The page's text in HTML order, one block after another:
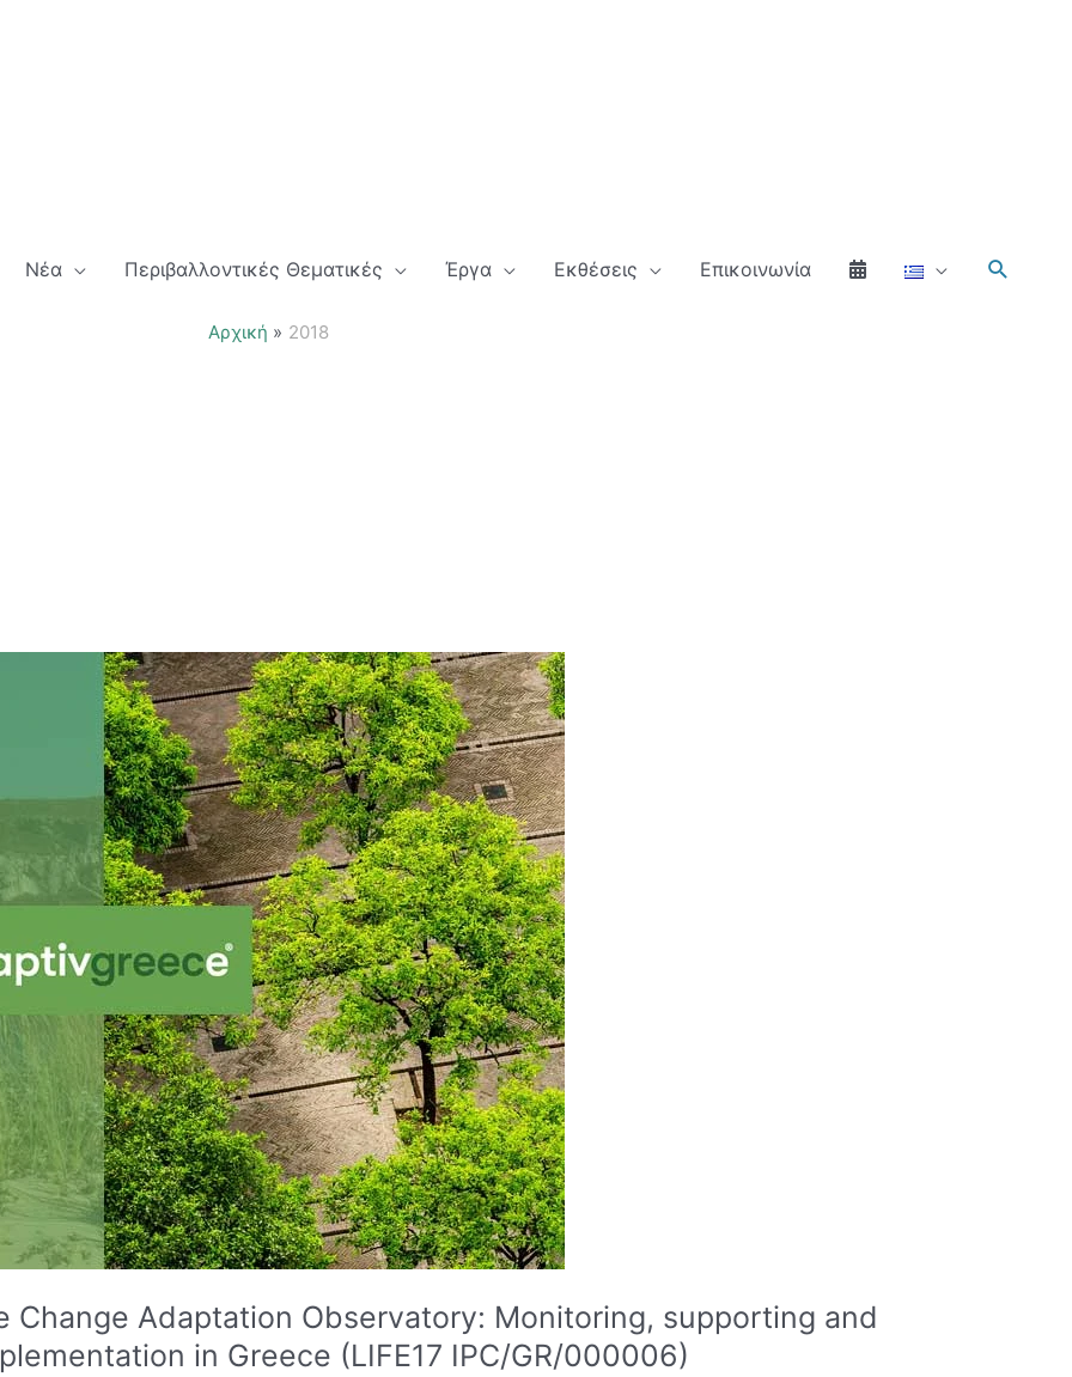
Νέα Περιβαλλοντικές Θεματικές Έργα Εκθέσεις Επικοινωνία
Αρχική 2018
Change Adaptation Observatory: Monitoring, supporting and
in Greece (LIFE17 IPC/GR/000006)